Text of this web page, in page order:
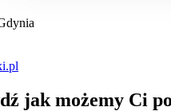
jak możemy Ci